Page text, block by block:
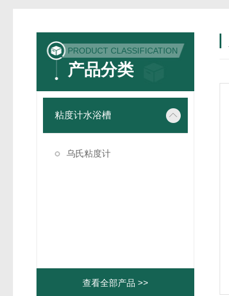
PRODUCT CLASSIFICATION
产品分类
粘度计水浴槽
乌氏粘度计
查看全部产品 >>